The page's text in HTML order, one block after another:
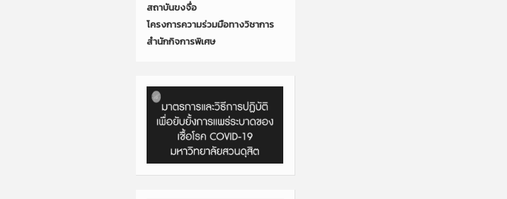
สถาบันขงจื่อ
โครงการความร่วมมือทางวิชาการ
สำนักกิจการพิเศษ